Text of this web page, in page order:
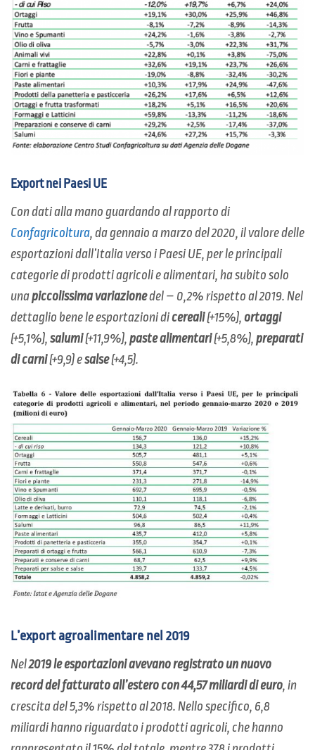
Export nei Paesi UE
Con dati alla mano guardando al rapporto di
Confagricoltura, da gennaio a marzo del 2020, il valore delle
esportazioni dall’Italia verso i Paesi UE, per le principali
categorie di prodotti agricoli e alimentari, ha subito solo
unapiccolissima variazionedel – 0,2% rispetto al 2019. Nel
dettaglio bene le esportazioni dicereali(+15%), ortaggi
(+5,1%), salumi(+11,9%), paste alimentari(+5,8%), preparati
di carni(+9,9) esalse(+4,5).
L’export agroalimentare nel 2019
Nel2019 le esportazioni avevano registrato un nuovo
record del fatturato all’estero con 44,57 miliardi di euro, in
crescita del 5,3% rispetto al 2018. Nello specifico, 6,8
miliardi hanno riguardato i prodotti agricoli, che hanno